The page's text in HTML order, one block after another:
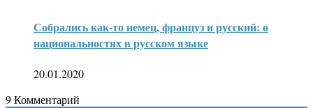
Собрались как-то немец, француз и русский: о
национальностях в русском языке
20.01.2020
9Комментарий